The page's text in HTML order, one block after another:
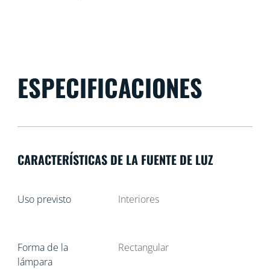
ESPECIFICACIONES
CARACTERÍSTICAS DE LA FUENTE DE LUZ
Uso previsto Interiores
Forma de la
lámpara
Rectangular